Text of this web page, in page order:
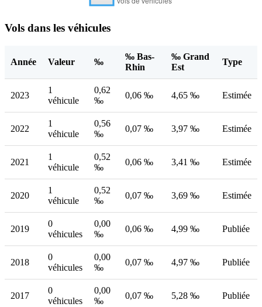
Vols dans les véhicules
Année Valeur ‰
‰ Bas-
Rhin
‰ Grand
Est
Type
2023
1
véhicule
0,62
‰
0,06 ‰ 4,65 ‰ Estimée
2022
1
véhicule
0,56
‰
0,07 ‰ 3,97 ‰ Estimée
2021
1
véhicule
0,52
‰
0,06 ‰ 3,41 ‰ Estimée
2020
1
véhicule
0,52
‰
0,07 ‰ 3,69 ‰ Estimée
2019
0
véhicules
0,00
‰
0,06 ‰ 4,99 ‰ Publiée
2018
0
véhicules
0,00
‰
0,07 ‰ 4,97 ‰ Publiée
2017
0
véhicules
0,00
‰
0,07 ‰ 5,28 ‰ Publiée